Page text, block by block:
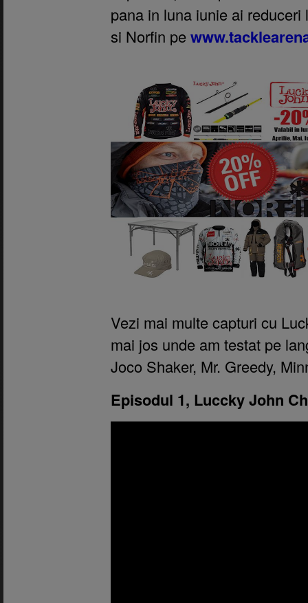
pana in luna iunie ai
si Norfin pe
Vezi mai multe capturi cu
mai jos unde am testat pe
Joco Shaker, Mr. Greedy,
Episodul 1, Luccky John